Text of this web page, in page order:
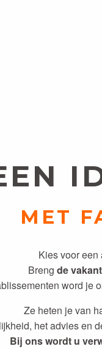
MET
Kies voor een
Breng de
word je
Ze heten je van
het advies en
Bij ons wordt u